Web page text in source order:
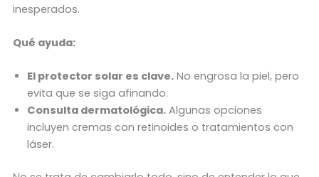
inesperados.
Qué ayuda:
El protector solar es clave.No engrosa la piel, pero
evita que se siga afinando.
Consulta dermatológica.Algunas opciones
incluyen cremas con retinoides o tratamientos con
láser.